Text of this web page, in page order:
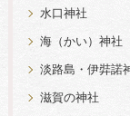
水口神社
海（かい）神社
淡路島・伊弉諾
滋賀の神社